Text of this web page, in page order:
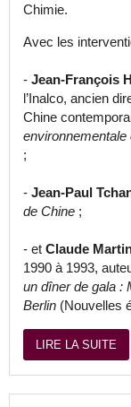
Chimie.
Avec les
- Jean-François
l’Inalco, ancien
Chine
environnementale
;
- Jean-Paul
de Chine ;
- et Claude
1990 à 1993,
un dîner de gala :
Berlin (Nouvelles
LIRE LA SUITE